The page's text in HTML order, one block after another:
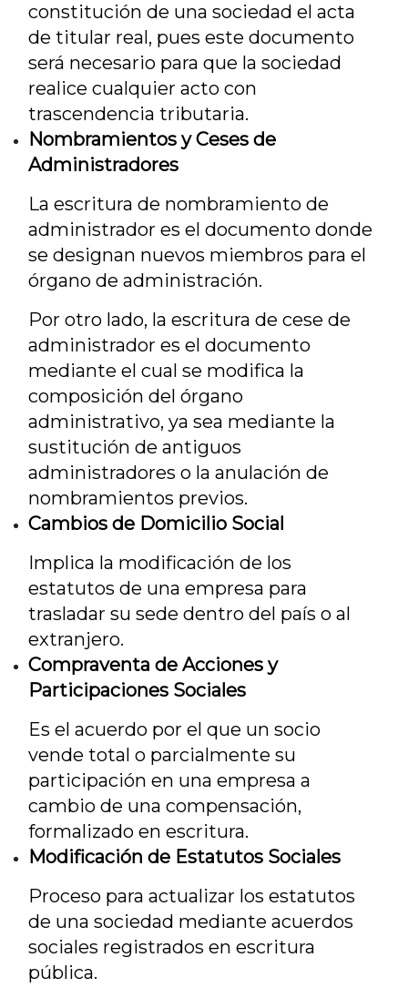
constitución de una sociedad el acta
de titular real, pues este documento
será necesario para que la sociedad
realice cualquier acto con
trascendencia tributaria.
Nombramientos y Ceses de
Administradores
La escritura de nombramiento de
administrador es el documento donde
se designan nuevos miembros para el
órgano de administración.
Por otro lado, la escritura de cese de
administrador es el documento
mediante el cual se modifica la
composición del órgano
administrativo, ya sea mediante la
sustitución de antiguos
administradores o la anulación de
nombramientos previos.
Cambios de Domicilio Social
Implica la modificación de los
estatutos de una empresa para
trasladar su sede dentro del país o al
extranjero.
Compraventa de Acciones y
Participaciones Sociales
Es el acuerdo por el que un socio
vende total o parcialmente su
participación en una empresa a
cambio de una compensación,
formalizado en escritura.
Modificación de Estatutos Sociales
Proceso para actualizar los estatutos
de una sociedad mediante acuerdos
sociales registrados en escritura
pública.